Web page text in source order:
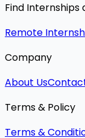
Find Internships
Remote
Company
About Us
Terms & Policy
Terms &